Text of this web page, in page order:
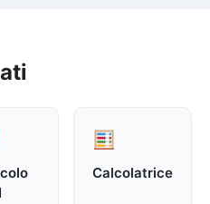
Calcolatrice